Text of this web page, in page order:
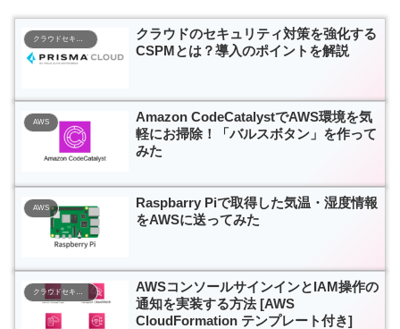
クラウドのセキュリティ対策を強化する
CSPMとは？導入のポイントを解説
AWS
Amazon CodeCatalystでAWS環境を気
軽にお掃除！「バルスボタン」を作って
みた
AWS
Raspbarry Piで取得した気温・湿度情報
をAWSに送ってみた
AWSコンソールサインインとIAM操作の
通知を実装する方法 [AWS
CloudFormation テンプレート付き]